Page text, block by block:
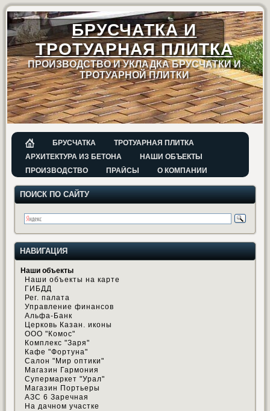
БРУСЧАТКА И
ТРОТУАРНАЯ ПЛИТКА
ПРОИЗВОДСТВО И УКЛАДКА БРУСЧАТКИ И
ТРОТУАРНОЙ ПЛИТКИ
БРУСЧАТКА
ТРОТУАРНАЯ ПЛИТКА
АРХИТЕКТУРА ИЗ БЕТОНА
НАШИ ОБЪЕКТЫ
ПРОИЗВОДСТВО
ПРАЙСЫ О КОМПАНИИ
ПОИСК ПО САЙТУ
НАВИГАЦИЯ
Наши объекты
Наши объекты на карте
ГИБДД
Рег. палата
Управление финансов
Альфа-Банк
Церковь Казан. иконы
ООО "Комос"
Комплекс "Заря"
Кафе "Фортуна"
Салон "Мир оптики"
Магазин Гармония
Супермаркет "Урал"
Магазин Портьеры
АЗС 6 Заречная
На дачном участке